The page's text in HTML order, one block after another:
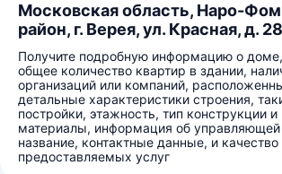
Московская область, Наро-
район, г. Верея, ул. Красная, д.
Получите подробную информацию о
общее количество квартир в здании,
организаций или компаний,
детальные характеристики строения,
постройки, этажность, тип конструкции
материалы, информация об
название, контактные данные, и качество
предоставляемых услуг